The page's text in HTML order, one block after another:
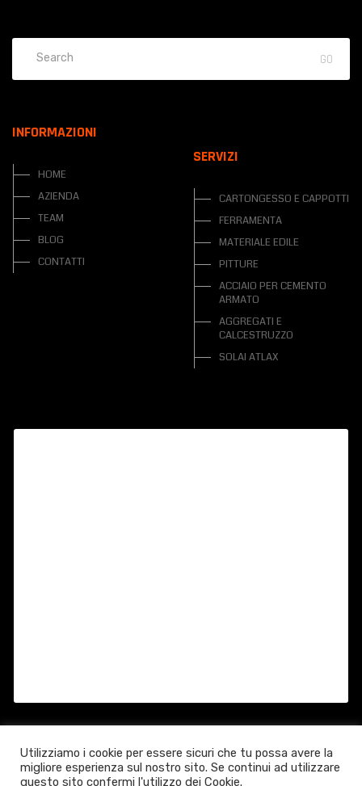
INFORMAZIONI
HOME
AZIENDA
TEAM
BLOG
CONTATTI
SERVIZI
CARTONGESSO E CAPPOTTI
FERRAMENTA
MATERIALE EDILE
PITTURE
ACCIAIO PER CEMENTO
ARMATO
AGGREGATI E
CALCESTRUZZO
SOLAI ATLAX
Utilizziamo i cookie per essere sicuri che tu possa avere la
migliore esperienza sul nostro sito. Se continui ad utilizzare
questo sito confermi l'utilizzo dei Cookie.